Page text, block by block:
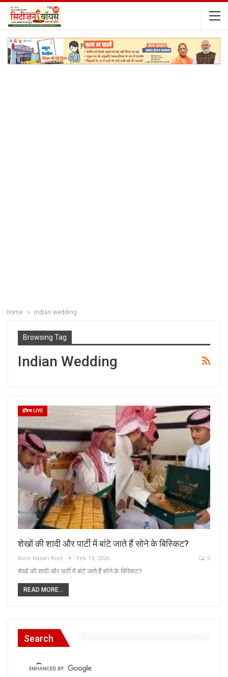
Home indian wedding
Browsing Tag
Indian Wedding
इंडिया LIVE
शेखों की शादी और पार्टी में बांटे जाते हैं सोने के बिस्किट?
Noor Hasan Rizvi Feb 13, 2026 0
शेखों की शादी और पार्टी में बांटे जाते हैं सोने के बिस्किट?
READ MORE...
Search